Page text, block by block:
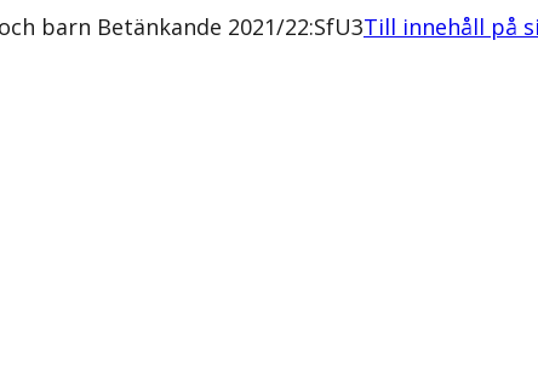
barn Betänkande 2021/22:SfU3Till innehåll på